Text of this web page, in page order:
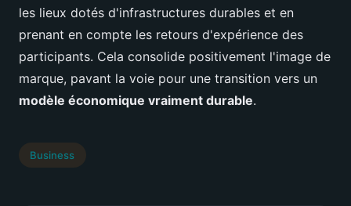
les lieux dotés d'infrastructures durables et en
prenant en compte les retours d'expérience des
participants. Cela consolide positivement l'image de
marque, pavant la voie pour une transition vers un
modèle économique vraiment durable.
Business